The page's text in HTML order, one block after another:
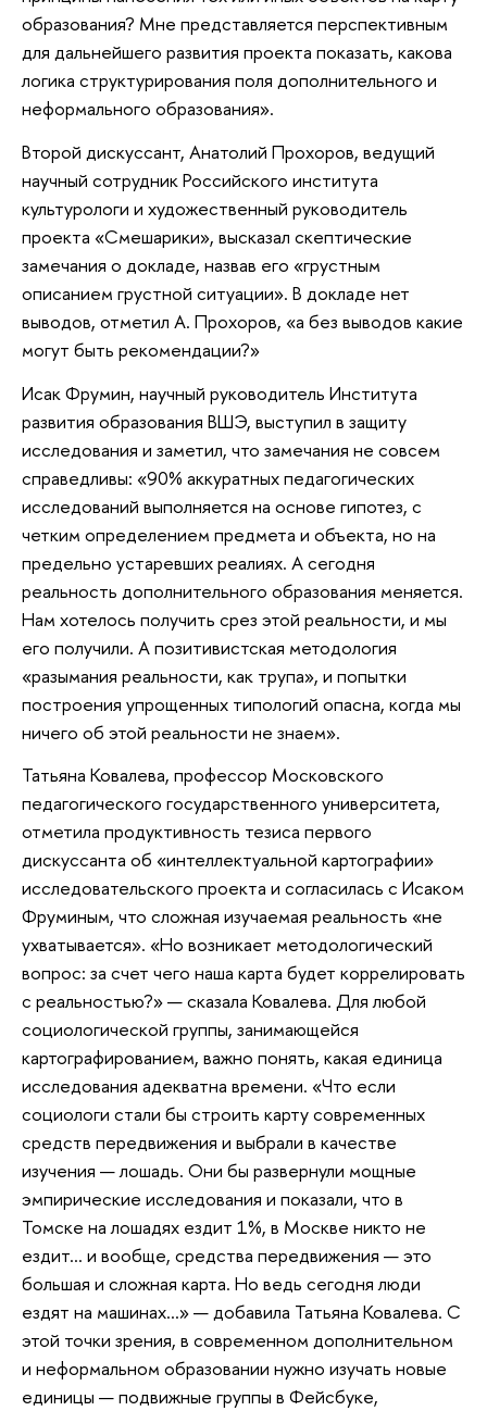
образования? Мне представляется перспективным
для дальнейшего развития проекта показать, какова
логика структурирования поля дополнительного и
неформального образования».
Второй дискуссант, Анатолий Прохоров, ведущий
научный сотрудник Российского института
культурологи и художественный руководитель
проекта «Смешарики», высказал скептические
замечания о докладе, назвав его «грустным
описанием грустной ситуации». В докладе нет
выводов, отметил А. Прохоров, «а без выводов какие
могут быть рекомендации?»
Исак Фрумин, научный руководитель Института
развития образования ВШЭ, выступил в защиту
исследования и заметил, что замечания не совсем
справедливы: «90% аккуратных педагогических
исследований выполняется на основе гипотез, с
четким определением предмета и объекта, но на
предельно устаревших реалиях. А сегодня
реальность дополнительного образования меняется.
Нам хотелось получить срез этой реальности, и мы
его получили. А позитивистская методология
«разымания реальности, как трупа», и попытки
построения упрощенных типологий опасна, когда мы
ничего об этой реальности не знаем».
Татьяна Ковалева, профессор Московского
педагогического государственного университета,
отметила продуктивность тезиса первого
дискуссанта об «интеллектуальной картографии»
исследовательского проекта и согласилась с Исаком
Фруминым, что сложная изучаемая реальность «не
ухватывается». «Но возникает методологический
вопрос: за счет чего наша карта будет коррелировать
с реальностью?» — сказала Ковалева. Для любой
социологической группы, занимающейся
картографированием, важно понять, какая единица
исследования адекватна времени. «Что если
социологи стали бы строить карту современных
средств передвижения и выбрали в качестве
изучения — лошадь. Они бы развернули мощные
эмпирические исследования и показали, что в
Томске на лошадях ездит 1%, в Москве никто не
ездит… и вообще, средства передвижения — это
большая и сложная карта. Но ведь сегодня люди
ездят на машинах…» — добавила Татьяна Ковалева. С
этой точки зрения, в современном дополнительном
и неформальном образовании нужно изучать новые
единицы — подвижные группы в Фейсбуке,